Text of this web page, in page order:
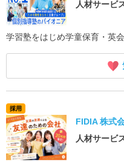
人材サービ
学習塾をはじめ学童保育・英
採用
FIDIA 株式
人材サービ